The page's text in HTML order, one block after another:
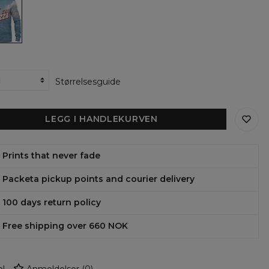
Størrelsesguide
LEGG I HANDLEKURVEN
Prints that never fade
Packeta pickup points and courier delivery
100 days return policy
Free shipping over 660 NOK